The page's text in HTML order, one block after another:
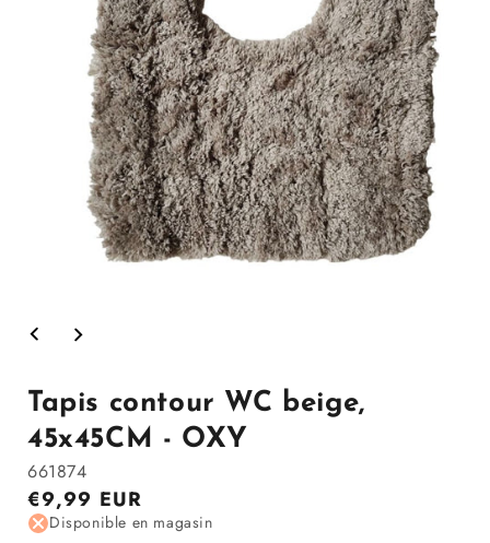
le
la
modale
Tapis contour WC beige,
45x45CM - OXY
661874
Prix
régulier
€9,99 EUR
Disponible en magasin